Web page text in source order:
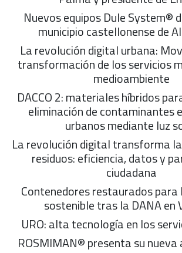
Nuevos equipos Dule System®
municipio castellonense de
La revolución digital urbana:
transformación de los servicios
medioambiente
DACCO 2: materiales híbridos
eliminación de contaminantes
urbanos mediante luz
La revolución digital transforma
residuos: eficiencia, datos y
ciudadana
Contenedores restaurados para
sostenible tras la DANA en
URO: alta tecnología en los
ROSMIMAN® presenta su nueva